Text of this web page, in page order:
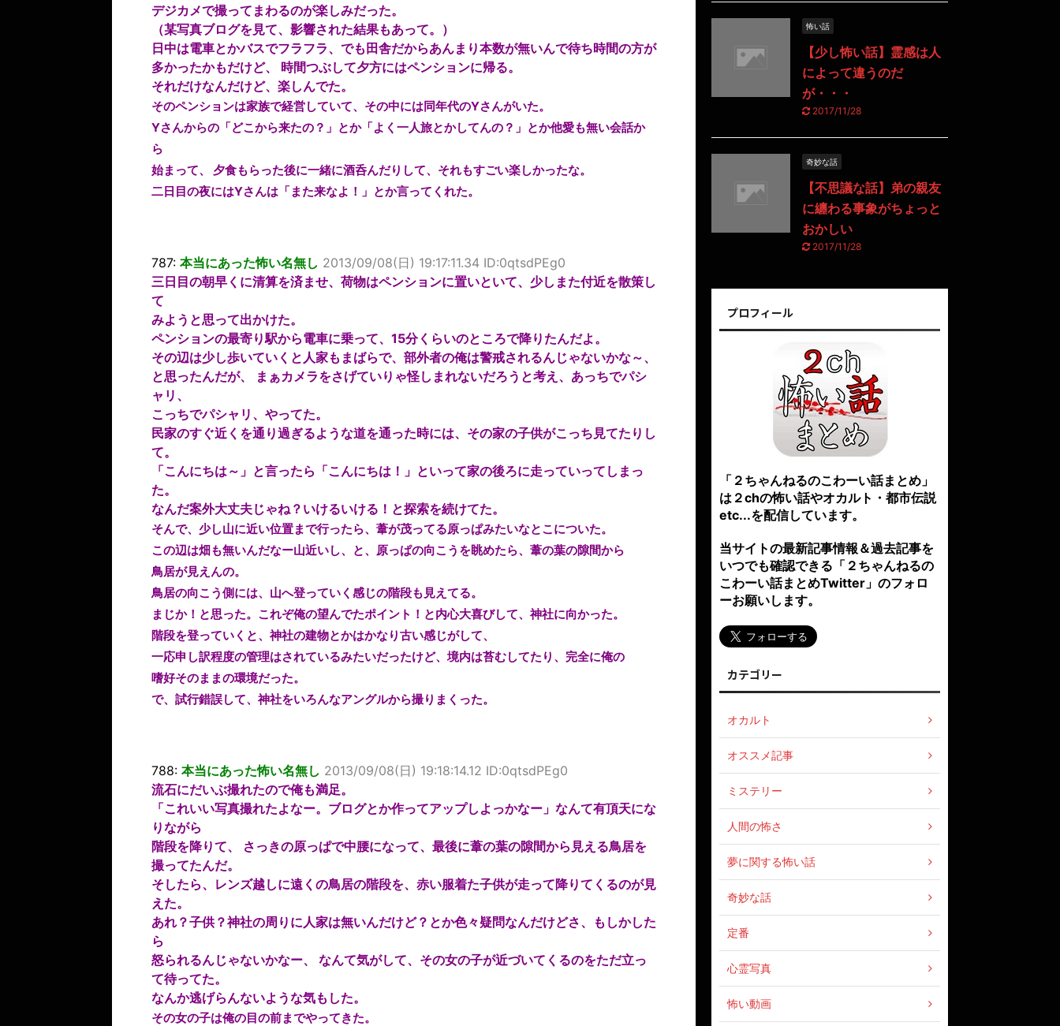
デジカメで撮ってまわるのが楽しみだった。
（某写真ブログを見て、影響された結果もあって。）
日中は電車とかバスでフラフラ、でも田舎だからあんまり本数が無いんで待ち時間の方が
多かったかもだけど、 時間つぶして夕方にはペンションに帰る。
それだけなんだけど、楽しんでた。
そのペンションは家族で経営していて、その中には同年代のYさんがいた。
Yさんからの「どこから来たの？」とか「よく一人旅とかしてんの？」とか他愛も無い会話か
ら
始まって、 夕食もらった後に一緒に酒呑んだりして、それもすごい楽しかったな。
二日目の夜にはYさんは「また来なよ！」とか言ってくれた。
787: 本当にあった怖い名無し 2013/09/08(日) 19:17:11.34 ID:0qtsdPEg0
三日目の朝早くに清算を済ませ、荷物はペンションに置いといて、少しまた付近を散策し
て
みようと思って出かけた。
ペンションの最寄り駅から電車に乗って、15分くらいのところで降りたんだよ。
その辺は少し歩いていくと人家もまばらで、部外者の俺は警戒されるんじゃないかな～、
と思ったんだが、 まぁカメラをさげていりゃ怪しまれないだろうと考え、あっちでパシ
ャリ、
こっちでパシャリ、やってた。
民家のすぐ近くを通り過ぎるような道を通った時には、その家の子供がこっち見てたりし
て。
「こんにちは～」と言ったら「こんにちは！」といって家の後ろに走っていってしまっ
た。
なんだ案外大丈夫じゃね？いけるいける！と探索を続けてた。
そんで、少し山に近い位置まで行ったら、葦が茂ってる原っぱみたいなとこについた。
この辺は畑も無いんだなー山近いし、と、原っぱの向こうを眺めたら、葦の葉の隙間から
鳥居が見えんの。
鳥居の向こう側には、山へ登っていく感じの階段も見えてる。
まじか！と思った。これぞ俺の望んでたポイント！と内心大喜びして、神社に向かった。
階段を登っていくと、神社の建物とかはかなり古い感じがして、
一応申し訳程度の管理はされているみたいだったけど、境内は苔むしてたり、完全に俺の
嗜好そのままの環境だった。
で、試行錯誤して、神社をいろんなアングルから撮りまくった。
788: 本当にあった怖い名無し 2013/09/08(日) 19:18:14.12 ID:0qtsdPEg0
流石にだいぶ撮れたので俺も満足。
「これいい写真撮れたよなー。ブログとか作ってアップしよっかなー」なんて有頂天にな
りながら
階段を降りて、 さっきの原っぱで中腰になって、最後に葦の葉の隙間から見える鳥居を
撮ってたんだ。
そしたら、レンズ越しに遠くの鳥居の階段を、赤い服着た子供が走って降りてくるのが見
えた。
あれ？子供？神社の周りに人家は無いんだけど？とか色々疑問なんだけどさ、もしかした
ら
怒られるんじゃないかなー、 なんて気がして、その女の子が近づいてくるのをただ立っ
て待ってた。
なんか逃げらんないような気もした。
その女の子は俺の目の前までやってきた。
怖い話
【少し怖い話】霊感は人
によって違うのだ
が・・・
2017/11/28
奇妙な話
【不思議な話】弟の親友
に纏わる事象がちょっと
おかしい
2017/11/28
プロフィール
「２ちゃんねるのこわーい話まとめ」
は２chの怖い話やオカルト・都市伝説
etc...を配信しています。
当サイトの最新記事情報＆過去記事を
いつでも確認できる「２ちゃんねるの
こわーい話まとめTwitter」のフォロ
ーお願いします。
カテゴリー
オカルト
オススメ記事
ミステリー
人間の怖さ
夢に関する怖い話
奇妙な話
定番
心霊写真
怖い動画